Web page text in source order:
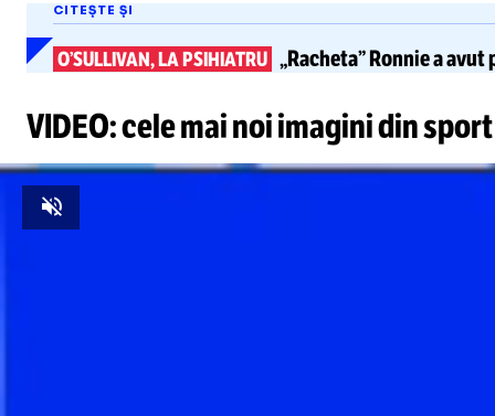
CITEȘTE ȘI
O’SULLIVAN, LA PSIHIATRU „Racheta” Ronnie a
VIDEO: cele mai noi imagini din sport
Unmute